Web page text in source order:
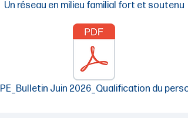
Un réseau en milieu familial fort et soutenu
Juin 2026_Qualification du